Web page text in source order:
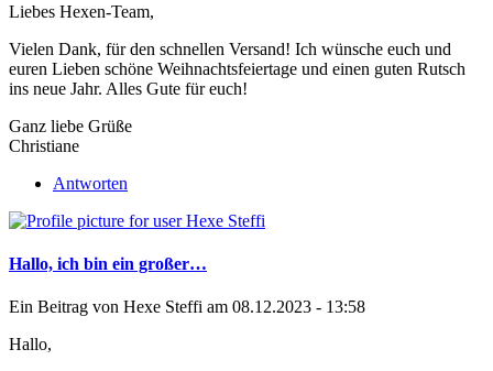
Liebes Hexen-Team,
Vielen Dank, für den schnellen Versand! Ich wünsche euch und
euren Lieben schöne Weihnachtsfeiertage und einen guten Rutsch
ins neue Jahr. Alles Gute für euch!
Ganz liebe Grüße
Christiane
Antworten
Hallo, ich bin ein großer…
Ein Beitrag von Hexe Steffi am 08.12.2023 - 13:58
Hallo,